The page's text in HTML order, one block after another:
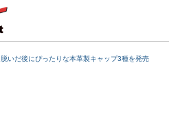
いだ後にぴったりな本革製キャップ3種を発売